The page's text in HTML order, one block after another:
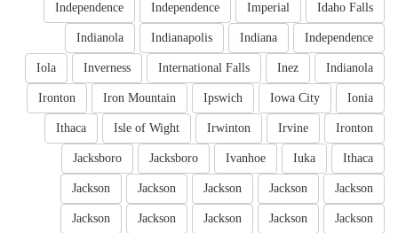
Idaho Falls
Imperial
Independence
Independence
Independence
Indiana
Indianapolis
Indianola
Indianola
Inez
International Falls
Inverness
Iola
Ionia
Iowa City
Ipswich
Iron Mountain
Ironton
Ironton
Irvine
Irwinton
Isle of Wight
Ithaca
Ithaca
Iuka
Ivanhoe
Jacksboro
Jacksboro
Jackson
Jackson
Jackson
Jackson
Jackson
Jackson
Jackson
Jackson
Jackson
Jackson